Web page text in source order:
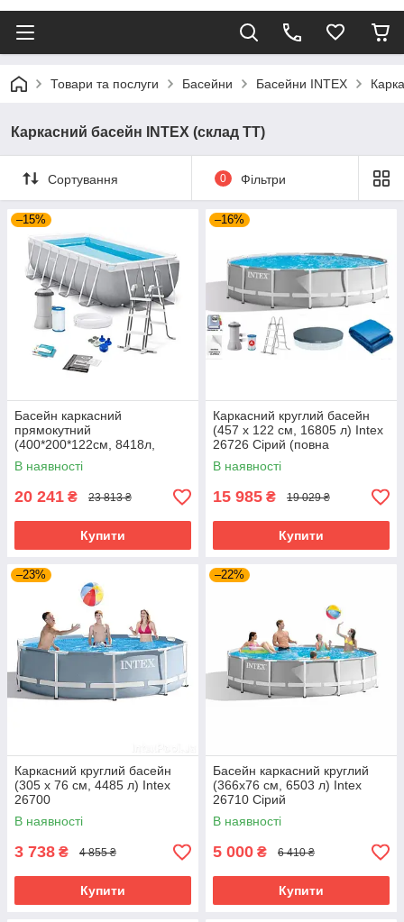
Товари та послуги Басейни Басейни INTEX
Каркасний басейн INTEX (склад TT)
Сортування 0 Фільтри
–15%
Басейн каркасний
прямокутний
(400*200*122см, 8418л,
фільтр, сходи) Intex 26790
Сірий
В наявності
20 241 ₴ 23 813 ₴
Купити
–16%
Каркасний круглий басейн
(457 x 122 см, 16805 л) Intex
26726 Сірий (повна
комплектація)
В наявності
15 985 ₴ 19 029 ₴
Купити
–23%
Каркасний круглий басейн
(305 x 76 см, 4485 л) Intex
26700
В наявності
3 738 ₴ 4 855 ₴
Купити
–22%
Басейн каркасний круглий
(366x76 см, 6503 л) Intex
26710 Сірий
В наявності
5 000 ₴ 6 410 ₴
Купити